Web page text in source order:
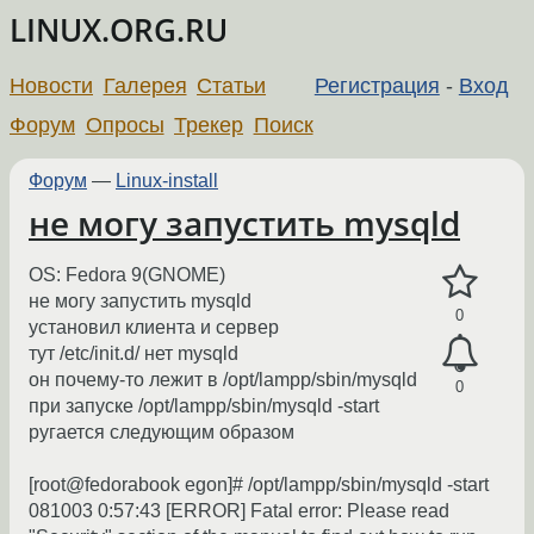
LINUX.ORG.RU
Регистрация - Вход
Новости Галерея Статьи
Форум Опросы Трекер Поиск
Форум — Linux-install
не могу запустить mysqld
0
0
OS: Fedora 9(GNOME)
не могу запустить mysqld
установил клиента и сервер
тут /etc/init.d/ нет mysqld
он почему-то лежит в /opt/lampp/sbin/mysqld
при запуске /opt/lampp/sbin/mysqld -start
ругается следующим образом
[root@fedorabook egon]# /opt/lampp/sbin/mysqld -start
081003 0:57:43 [ERROR] Fatal error: Please read